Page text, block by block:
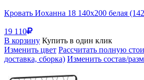
Кровать Иоханна 18 140х200 белая
19 110
В корзину Купить в один клик
Изменить цвет Рассчитать полную
доставка, сборка) Изменить состав/